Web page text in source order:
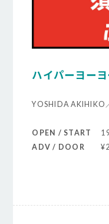
ハイパーヨー
YOSHIDA AKIHIKO
OPEN / START
ADV / DOOR